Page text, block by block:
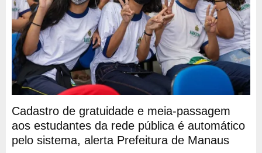
Cadastro de gratuidade e meia-passagem
aos estudantes da rede pública é automático
pelo sistema, alerta Prefeitura de Manaus